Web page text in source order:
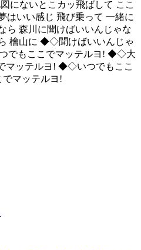
にないとこカッ飛ばして ここ
はいい感じ 飛び乗って 一緒に
ら 森川に聞けばいいんじゃな
檜山に ◆◇聞けばいいんじゃ
でもここでマッテルヨ! ◆◇大
マッテルヨ! ◆◇いつでもここ
でマッテルヨ!